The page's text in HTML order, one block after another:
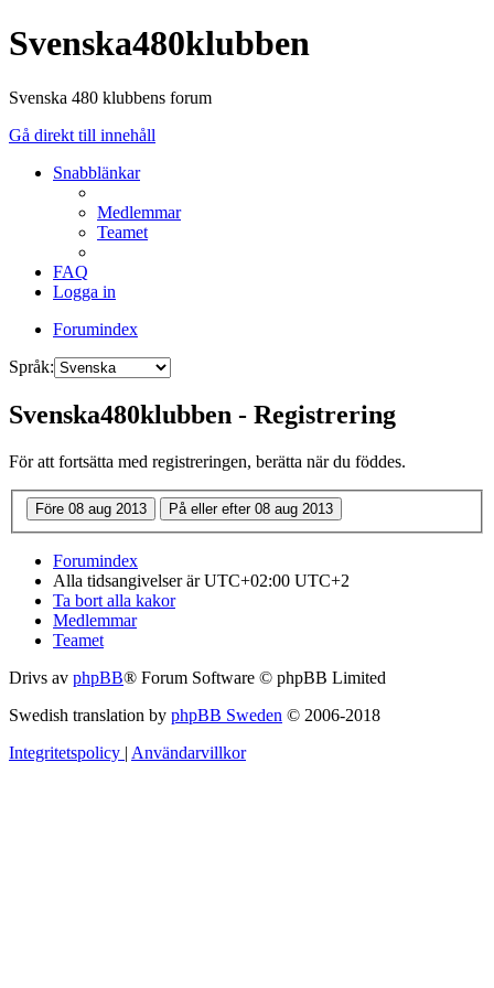
Svenska480klubben
Svenska 480 klubbens forum
Gå direkt till innehåll
Snabblänkar
Medlemmar
Teamet
FAQ
Logga in
Forumindex
Språk:
Svenska480klubben - Registrering
För att fortsätta med registreringen, berätta när du föddes.
Forumindex
Alla tidsangivelser är UTC+02:00 UTC+2
Ta bort alla kakor
Medlemmar
Teamet
Drivs av phpBB® Forum Software © phpBB Limited
Swedish translation by phpBB Sweden © 2006-2018
Integritetspolicy | Användarvillkor